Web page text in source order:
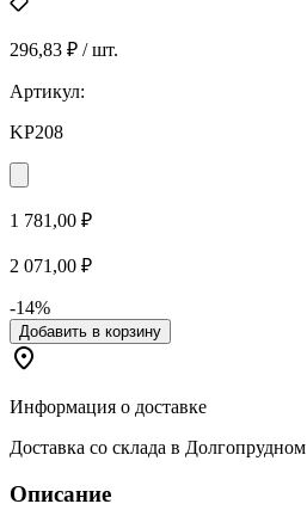
296,83 ₽ / шт.
Артикул:
KP208
1 781,00 ₽
2 071,00 ₽
-14%
Добавить в корзину
Информация о доставке
Доставка со склада в Долгопрудном
Описание